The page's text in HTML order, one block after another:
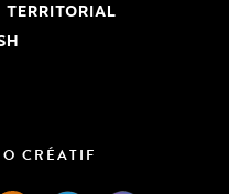
TERRITORIAL
CRÉATIF